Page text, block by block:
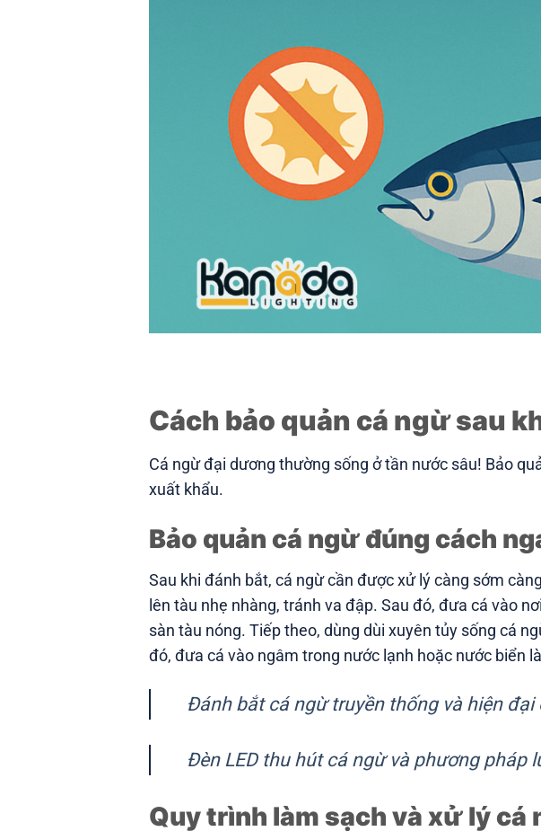
Cách bảo quản cá ngừ sau
Cá ngừ đại dương thường sống ở tần nước sâu! Bảo
xuất khẩu.
Bảo quản cá ngừ đúng cách
Sau khi đánh bắt, cá ngừ cần được xử lý càng sớm
lên tàu nhẹ nhàng, tránh va đập. Sau đó, đưa cá vào
sàn tàu nóng. Tiếp theo, dùng dùi xuyên tủy sống cá
đó, đưa cá vào ngâm trong nước lạnh hoặc nước biển
Đánh bắt cá ngừ truyền thống và hiện đại
Đèn LED thu hút cá ngừ và phương pháp
Quy trình làm sạch và xử lý cá